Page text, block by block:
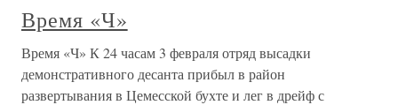
Время «Ч»
Время «Ч» К 24 часам 3 февраля отряд высадки
демонстративного десанта прибыл в район
развертывания в Цемесской бухте и лег в дрейф с